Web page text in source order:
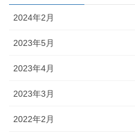
2024年2月
2023年5月
2023年4月
2023年3月
2022年2月